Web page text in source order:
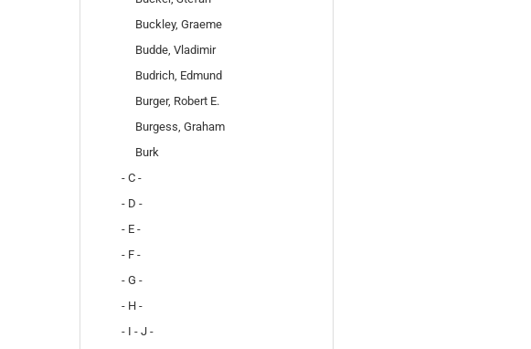
Buckley, Graeme
Budde, Vladimir
Budrich, Edmund
Burger, Robert E.
Burgess, Graham
Burk
- C -
- D -
- E -
- F -
- G -
- H -
- I - J -